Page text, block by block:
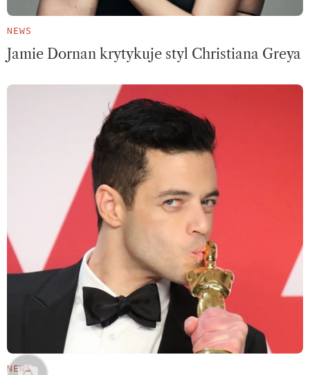
NEWS
Jamie Dornan krytykuje styl Christiana Greya
NEWS